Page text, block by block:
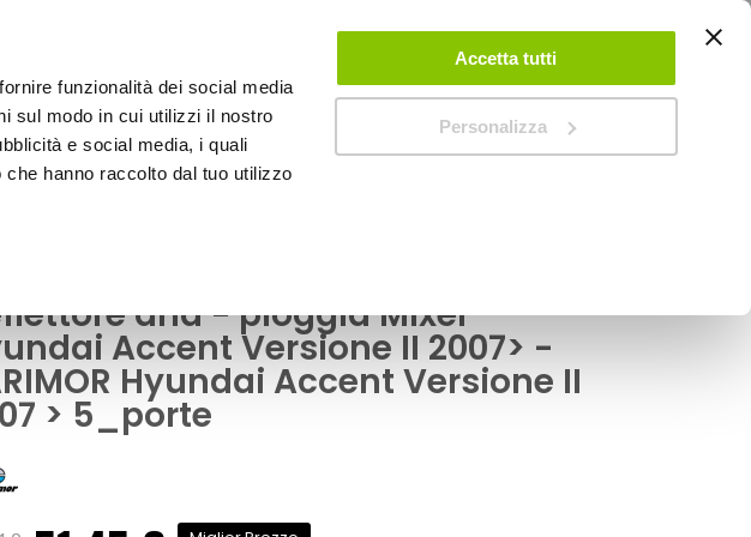
funzionalità dei social media
sul modo in cui utilizzi il nostro
e social media, i quali
hanno raccolto dal tuo utilizzo
Accetta tutti
Personalizza
ACCEDI CREA UN ACCOUNT CONTATTACI
II 2007 > 5_porte
aria - pioggia Mixer
Accent Versione II 2007> -
Hyundai Accent Versione II
> 5_porte